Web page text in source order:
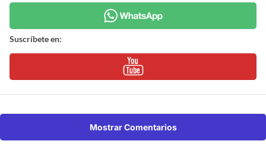
Suscríbete en:
Mostrar Comentarios